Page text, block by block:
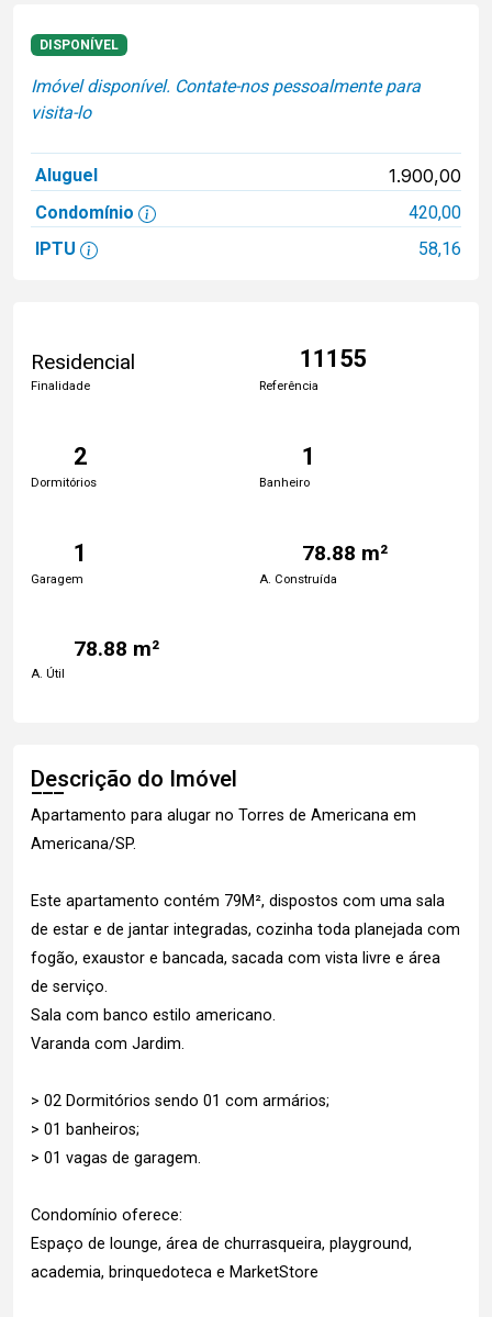
DISPONÍVEL
Imóvel disponível. Contate-nos pessoalmente para
visita-lo
Aluguel 1.900,00
Condomínio
420,00
IPTU
58,16
Residencial
Finalidade
11155
Referência
2
Dormitórios
1
Banheiro
1
Garagem
78.88 m²
A. Construída
78.88 m²
A. Útil
Descrição do Imóvel
Apartamento para alugar no Torres de Americana em
Americana/SP.
Este apartamento contém 79M², dispostos com uma sala
de estar e de jantar integradas, cozinha toda planejada com
fogão, exaustor e bancada, sacada com vista livre e área
de serviço.
Sala com banco estilo americano.
Varanda com Jardim.
> 02 Dormitórios sendo 01 com armários;
> 01 banheiros;
> 01 vagas de garagem.
Condomínio oferece:
Espaço de lounge, área de churrasqueira, playground,
academia, brinquedoteca e MarketStore